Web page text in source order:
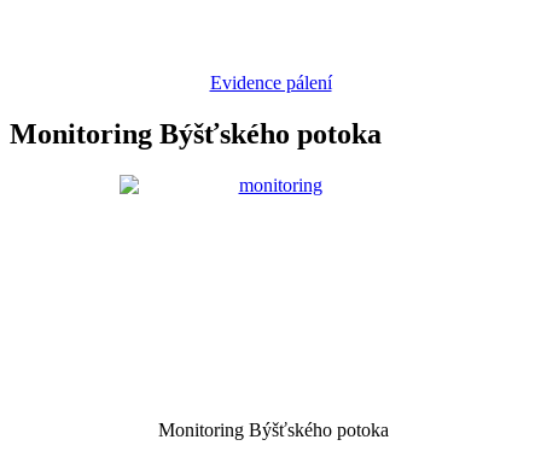
Evidence pálení
Monitoring Býšťského potoka
Monitoring Býšťského potoka